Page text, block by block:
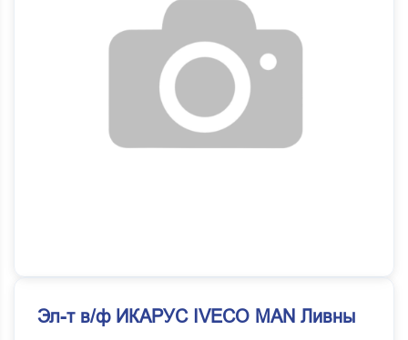
Эл-т в/ф ИКАРУС IVECO MAN Ливны